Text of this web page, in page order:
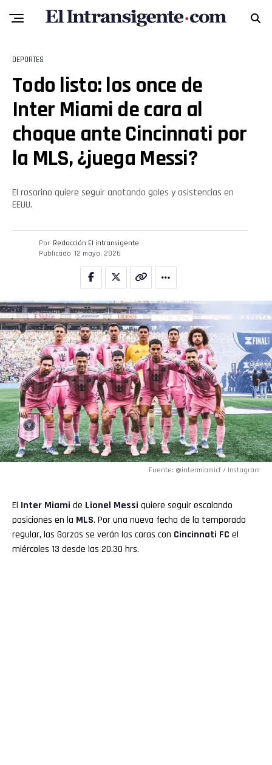
DEPORTES
Todo listo: los once de
Inter Miami de cara al
choque ante Cincinnati por
la MLS, ¿juega Messi?
El rosarino quiere seguir anotando goles y asistencias en
EEUU.
Por Redacción El intransigente
Publicado 12 mayo, 2026
Fuente: @intermiamicf / Instagram
El Inter Miami de Lionel Messi quiere seguir escalando
posiciones en la MLS. Por una nueva fecha de la temporada
regular, las Garzas se verán las caras con Cincinnati FC el
miércoles 13 desde las 20.30 hrs.
Reddit
Whatsapp
Email